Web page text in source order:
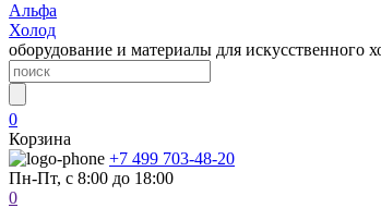
Альфа
Холод
оборудование и материалы для искусственного
0
Корзина
+7 499 703-48-20
Пн-Пт, с 8:00 до 18:00
0